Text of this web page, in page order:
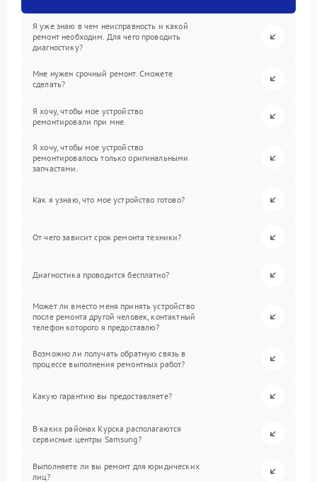
Я уже знаю в чем неисправность и какой
ремонт необходим. Для чего проводить
диагностику?
Мне нужен срочный ремонт. Сможете
сделать?
Я хочу, чтобы мое устройство
ремонтировали при мне.
Я хочу, чтобы мое устройство
ремонтировалось только оригинальными
запчастями.
Как я узнаю, что мое устройство готово?
От чего зависит срок ремонта техники?
Диагностика проводится бесплатно?
Может ли вместо меня принять устройство
после ремонта другой человек, контактный
телефон которого я предоставлю?
Возможно ли получать обратную связь в
процессе выполнения ремонтных работ?
Какую гарантию вы предоставляете?
В каких районах Курска располагаются
сервисные центры Samsung?
Выполняете ли вы ремонт для юридических
лиц?